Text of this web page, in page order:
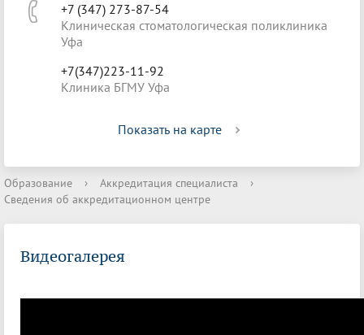
+7 (347) 273-87-54
Клиническая стоматологическая поликлиника
Уфа
+7(347)223-11-92
Клиника БГМУ Уфа
Показать на карте
Образование › Аккредитация специалиста
›
Сведения об аккредитационном центре
Видеогалерея